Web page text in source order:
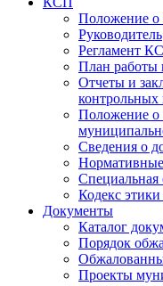
Положение
Руководитель
Регламент
План работы
Отчеты и
контрольных
Положение о
Сведения о
Специальная
Кодекс
Документы
Каталог
Порядок
Проекты